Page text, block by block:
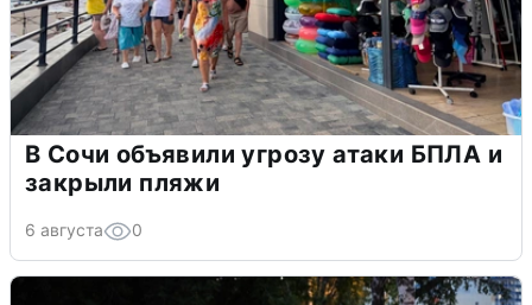
В Сочи объявили угрозу атаки БПЛА и
закрыли пляжи
6 августа 0